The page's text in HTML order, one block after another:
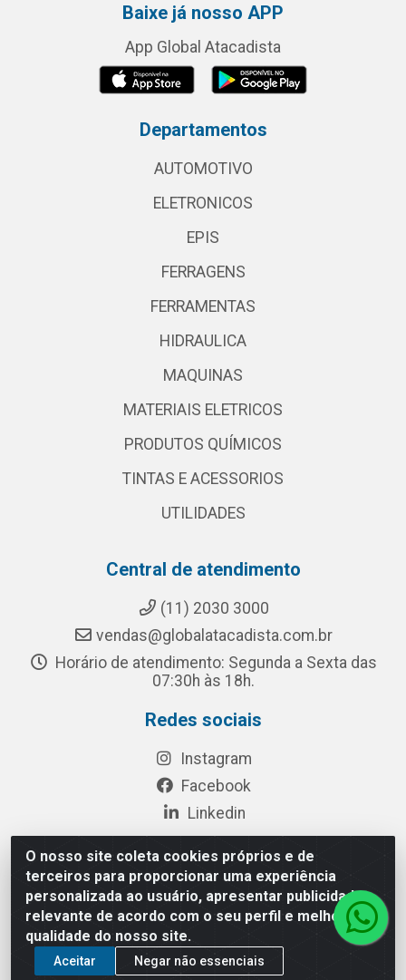
O nosso site coleta cookies próprios e de
terceiros para proporcionar uma experiência
personalizada ao usuário, apresentar publicidade
relevante de acordo com o seu perfil e melhorar a
qualidade do nosso site.
Aceitar Negar não essenciais
Baixe já nosso APP
App Global Atacadista
Departamentos
AUTOMOTIVO
ELETRONICOS
EPIS
FERRAGENS
FERRAMENTAS
HIDRAULICA
MAQUINAS
MATERIAIS ELETRICOS
PRODUTOS QUÍMICOS
TINTAS E ACESSORIOS
UTILIDADES
Central de atendimento
(11) 2030 3000
vendas@globalatacadista.com.br
Horário de atendimento: Segunda a Sexta das
07:30h às 18h.
Redes sociais
Instagram
Facebook
Linkedin
Rua Chipuê, 117 - S. Miguel Paulista São Paulo/SP - CEP
08010-260- CNPJ: 03.010.739/0001-72